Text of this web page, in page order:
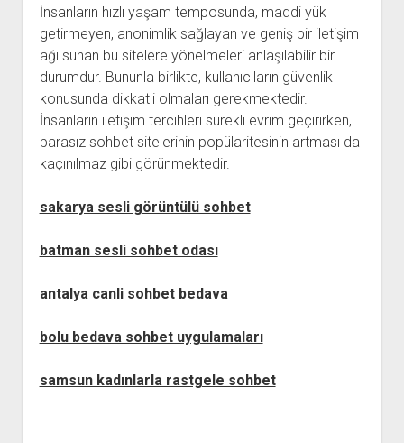
İnsanların hızlı yaşam temposunda, maddi yük
getirmeyen, anonimlik sağlayan ve geniş bir iletişim
ağı sunan bu sitelere yönelmeleri anlaşılabilir bir
durumdur. Bununla birlikte, kullanıcıların güvenlik
konusunda dikkatli olmaları gerekmektedir.
İnsanların iletişim tercihleri sürekli evrim geçirirken,
parasız sohbet sitelerinin popülaritesinin artması da
kaçınılmaz gibi görünmektedir.
sakarya sesli görüntülü sohbet
batman sesli sohbet odası
antalya canli sohbet bedava
bolu bedava sohbet uygulamaları
samsun kadınlarla rastgele sohbet